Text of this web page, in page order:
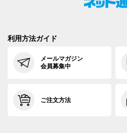
利用方法ガイド
メールマガジン
会員募集中
ご注文方法